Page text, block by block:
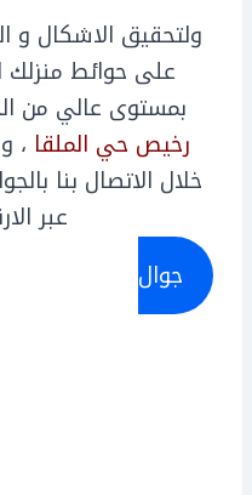
ولتحقيق الاشكال و
على حوائط
بمستوى عالي من
رخيص حي الملقا ،
خلال الاتصال بنا
عبر
جوال